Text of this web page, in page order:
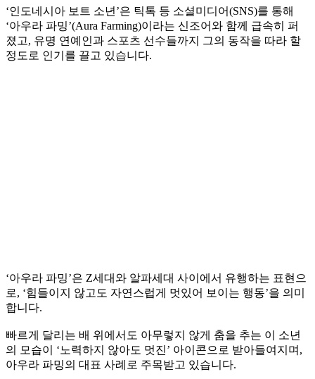
‘인도네시아 보트 소년’은 틱톡 등 소셜미디어(SNS)를 통해
‘아우라 파밍’(Aura Farming)이라는 신조어와 함께 급속히 퍼
졌고, 유명 연예인과 스포츠 선수들까지 그의 동작을 따라 할
정도로 인기를 끌고 있습니다.
‘아우라 파밍’은 Z세대와 알파세대 사이에서 유행하는 표현으
로, ‘힘들이지 않고도 자연스럽게 멋있어 보이는 행동’을 의미
합니다.
빠르게 달리는 배 위에서도 아무렇지 않게 춤을 추는 이 소년
의 모습이 ‘노력하지 않아도 멋진’ 아이콘으로 받아들여지며,
아우라 파밍의 대표 사례로 주목받고 있습니다.